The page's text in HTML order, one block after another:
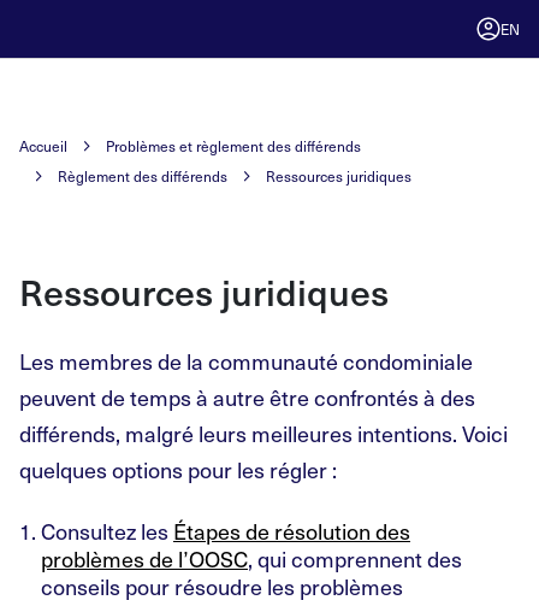
EN
Accueil
Problèmes et règlement des différends
Règlement des différends
Ressources juridiques
Ressources juridiques
Les membres de la communauté condominiale
peuvent de temps à autre être confrontés à des
différends, malgré leurs meilleures intentions. Voici
quelques options pour les régler :
Consultez les Étapes de résolution des
problèmes de l’OOSC, qui comprennent des
conseils pour résoudre les problèmes